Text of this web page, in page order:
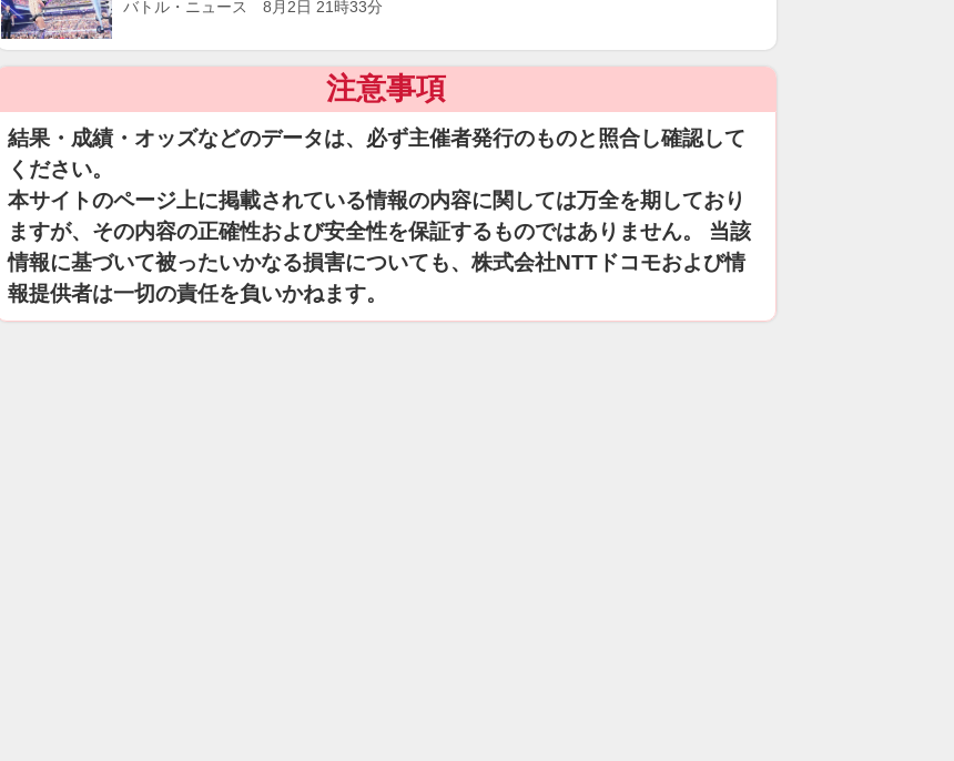
バトル・ニュース 8月2日 21時33分
注意事項
結果・成績・オッズなどのデータは、必ず主催者発行のものと照合し確認して
ください。
本サイトのページ上に掲載されている情報の内容に関しては万全を期しており
ますが、その内容の正確性および安全性を保証するものではありません。 当該
情報に基づいて被ったいかなる損害についても、株式会社NTTドコモおよび情
報提供者は一切の責任を負いかねます。